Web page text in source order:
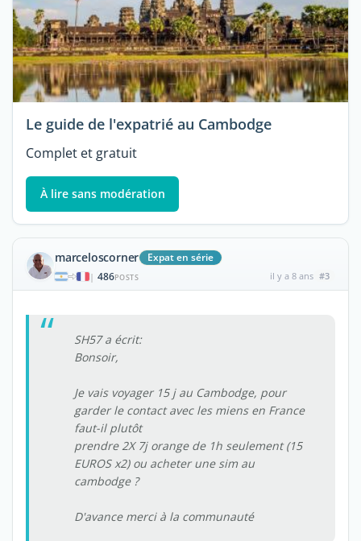
Le guide de l'expatrié au Cambodge
Complet et gratuit
À lire sans modération
marceloscorner Expat en série
| 486POSTS il y a 8 ans #3
SH57 a écrit:
Bonsoir,
Je vais voyager 15 j au Cambodge, pour
garder le contact avec les miens en France
faut-il plutôt
prendre 2X 7j orange de 1h seulement (15
EUROS x2) ou acheter une sim au
cambodge ?
D'avance merci à la communauté